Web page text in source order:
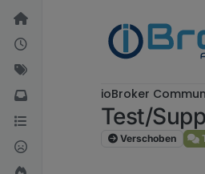
Weiter zum Inhalt
ioBroker
Test/
Verschoben